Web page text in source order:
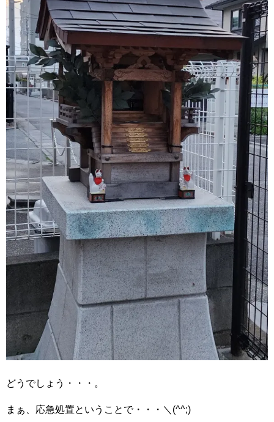
どうでしょう・・・。
まぁ、応急処置ということで・・・＼(^^;)